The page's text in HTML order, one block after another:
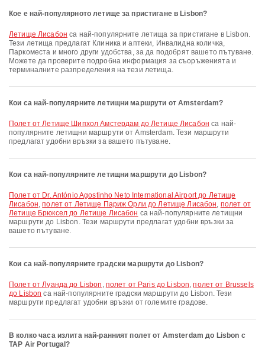
Кое е най-популярното летище за пристигане в Lisbon?
Летище Лисабон са най-популярните летища за пристигане в Lisbon.
Тези летища предлагат Клиника и аптеки, Инвалидна количка,
Паркоместа и много други удобства, за да подобрят вашето пътуване.
Можете да проверите подробна информация за съоръженията и
терминалните разпределения на тези летища.
Кои са най-популярните летищни маршрути от Amsterdam?
полет от Летище Шипхол Амстердам до Летище Лисабон са най-
популярните летищни маршрути от Amsterdam. Тези маршрути
предлагат удобни връзки за вашето пътуване.
Кои са най-популярните летищни маршрути до Lisbon?
полет от Dr. António Agostinho Neto International Airport до Летище
Лисабон,полет от Летище Париж Орли до Летище Лисабон, полет от
Летище Брюксел до Летище Лисабон са най-популярните летищни
маршрути до Lisbon. Тези маршрути предлагат удобни връзки за
вашето пътуване.
Кои са най-популярните градски маршрути до Lisbon?
полет от Луанда до Lisbon , полет от Paris до Lisbon,полет от Brussels
до Lisbon са най-популярните градски маршрути до Lisbon. Тези
маршрути предлагат удобни връзки от големите градове.
В колко часа излита най-ранният полет от Amsterdam до Lisbon с
TAP Air Portugal?